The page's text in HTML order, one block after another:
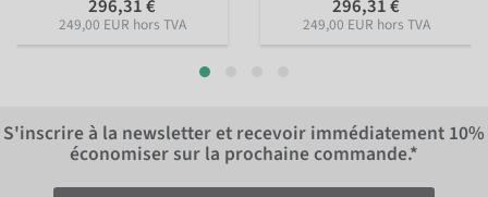
296,31 €
249,00 EUR hors TVA
296,31 €
249,00 EUR hors TVA
S'inscrire à la newsletter et recevoir immédiatement 10%
économiser sur la prochaine commande.*